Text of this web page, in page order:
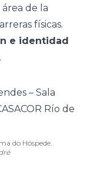
de la
físicas.
e identidad
.
do Hóspede.